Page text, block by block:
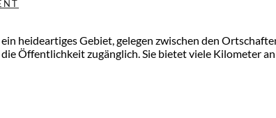
heideartiges Gebiet, gelegen zwischen den
Öffentlichkeit zugänglich. Sie bietet viele Kilometer